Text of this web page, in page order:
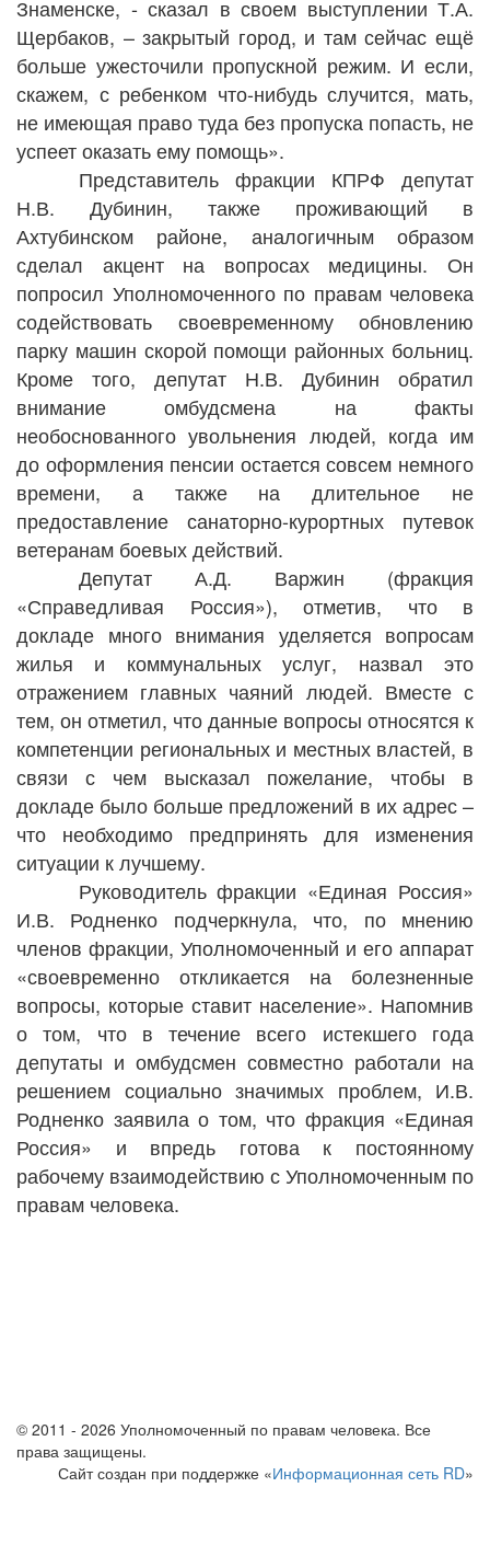
Знаменске, - сказал в своем выступлении Т.А.
Щербаков, – закрытый город, и там сейчас ещё
больше ужесточили пропускной режим. И если,
скажем, с ребенком что-нибудь случится, мать,
не имеющая право туда без пропуска попасть, не
успеет оказать ему помощь».
Представитель фракции КПРФ депутат
Н.В. Дубинин, также проживающий в
Ахтубинском районе, аналогичным образом
сделал акцент на вопросах медицины. Он
попросил Уполномоченного по правам человека
содействовать своевременному обновлению
парку машин скорой помощи районных больниц.
Кроме того, депутат Н.В. Дубинин обратил
внимание омбудсмена на факты
необоснованного увольнения людей, когда им
до оформления пенсии остается совсем немного
времени, а также на длительное не
предоставление санаторно-курортных путевок
ветеранам боевых действий.
Депутат А.Д. Варжин (фракция
«Справедливая Россия»), отметив, что в
докладе много внимания уделяется вопросам
жилья и коммунальных услуг, назвал это
отражением главных чаяний людей. Вместе с
тем, он отметил, что данные вопросы относятся к
компетенции региональных и местных властей, в
связи с чем высказал пожелание, чтобы в
докладе было больше предложений в их адрес –
что необходимо предпринять для изменения
ситуации к лучшему.
Руководитель фракции «Единая Россия»
И.В. Родненко подчеркнула, что, по мнению
членов фракции, Уполномоченный и его аппарат
«своевременно откликается на болезненные
вопросы, которые ставит население». Напомнив
о том, что в течение всего истекшего года
депутаты и омбудсмен совместно работали на
решением социально значимых проблем, И.В.
Родненко заявила о том, что фракция «Единая
Россия» и впредь готова к постоянному
рабочему взаимодействию с Уполномоченным по
правам человека.
© 2011 - 2026 Уполномоченный по правам человека. Все
права защищены.
Сайт создан при поддержке «Информационная сеть RD»